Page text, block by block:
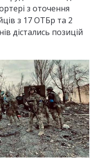
з оточення
з 17 ОТБр та 2
дістались позицій